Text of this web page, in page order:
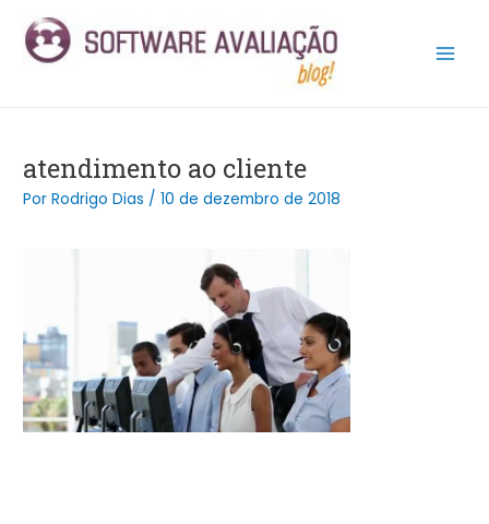
para
atendimento ao cliente
PorRodrigo Dias /10 de dezembro de 2018
navigation